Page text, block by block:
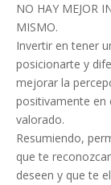
NO HAY MEJOR
MISMO.
Invertir en tener
posicionarte y
mejorar la
positivamente en
valorado.
Resumiendo,
que te
deseen y que te